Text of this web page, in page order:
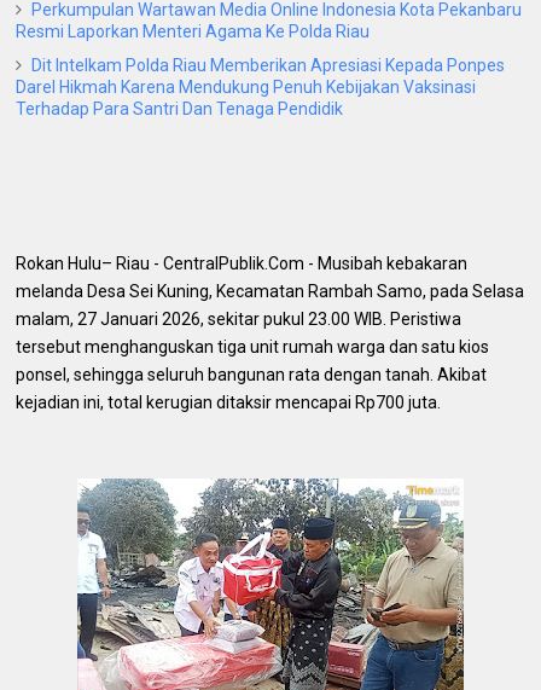
Perkumpulan Wartawan Media Online Indonesia Kota Pekanbaru
Resmi Laporkan Menteri Agama Ke Polda Riau
Dit Intelkam Polda Riau Memberikan Apresiasi Kepada Ponpes
Darel Hikmah Karena Mendukung Penuh Kebijakan Vaksinasi
Terhadap Para Santri Dan Tenaga Pendidik
Rokan Hulu– Riau - CentralPublik.Com - Musibah kebakaran
melanda Desa Sei Kuning, Kecamatan Rambah Samo, pada Selasa
malam, 27 Januari 2026, sekitar pukul 23.00 WIB. Peristiwa
tersebut menghanguskan tiga unit rumah warga dan satu kios
ponsel, sehingga seluruh bangunan rata dengan tanah. Akibat
kejadian ini, total kerugian ditaksir mencapai Rp700 juta.